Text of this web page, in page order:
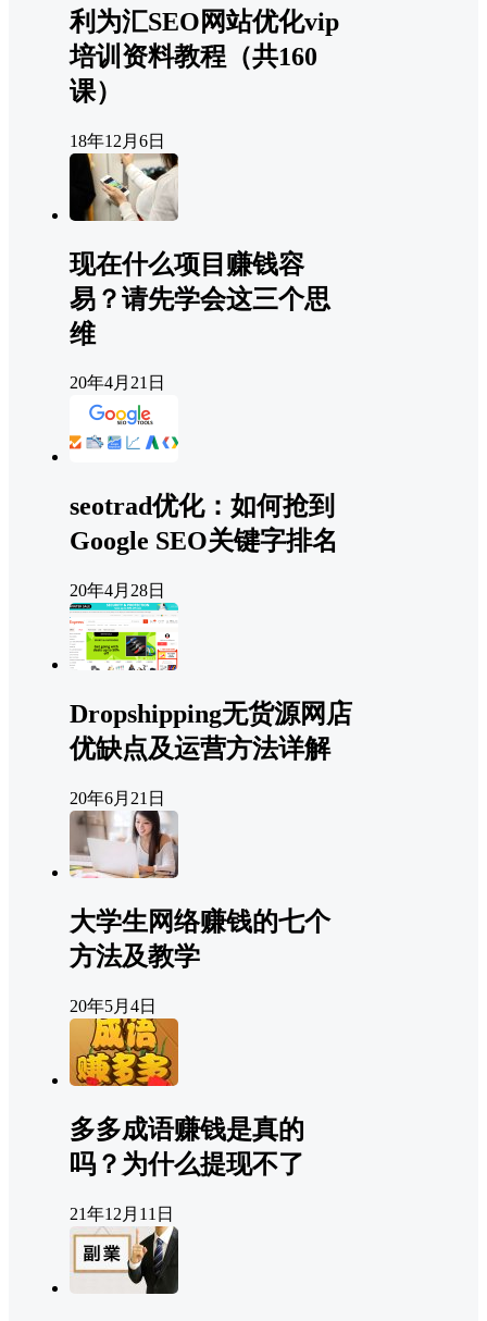
利为汇SEO网站优化vip
培训资料教程（共160
课）
18年12月6日
现在什么项目赚钱容
易？请先学会这三个思
维
20年4月21日
seotrad优化：如何抢到
Google SEO关键字排名
20年4月28日
Dropshipping无货源网店
优缺点及运营方法详解
20年6月21日
大学生网络赚钱的七个
方法及教学
20年5月4日
多多成语赚钱是真的
吗？为什么提现不了
21年12月11日